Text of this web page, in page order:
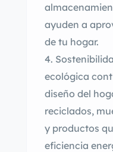
ayuden a
de tu hogar.
ecológica
diseño del
reciclados,
y productos
eficiencia